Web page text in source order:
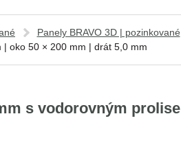
Panely BRAVO 3D | pozinkované
| oko 50 × 200 mm | drát 5,0 mm
s vodorovným